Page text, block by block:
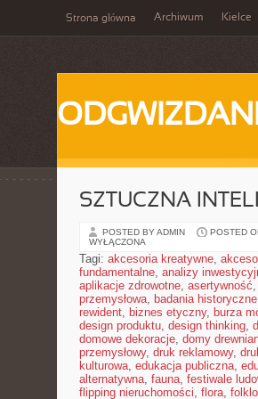
Strona główna Archiwum Kielce
SZTUCZNA
POSTED BY ADMIN POSTED
WYŁĄCZONA
Tagi: akcesoria kreatywne,
fundamentalne, analizy
aplikacje zdrowotne, asertywność,
przemysłowa, badania historyczne
rewident, biznes etyczny, burza
design produktu, design thinking,
domowe dekoracje, domy
przemysłowy, druk reklamowy,
kulturowa, edukacja publiczna,
alternatywna, fauna, festiwale
flipping nieruchomości, flora,